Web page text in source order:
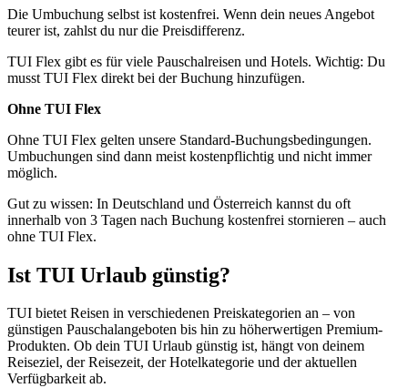
Die Umbuchung selbst ist kostenfrei. Wenn dein neues Angebot
teurer ist, zahlst du nur die Preisdifferenz.
TUI Flex gibt es für viele Pauschalreisen und Hotels. Wichtig: Du
musst TUI Flex direkt bei der Buchung hinzufügen.
Ohne TUI Flex
Ohne TUI Flex gelten unsere Standard-Buchungsbedingungen.
Umbuchungen sind dann meist kostenpflichtig und nicht immer
möglich.
Gut zu wissen: In Deutschland und Österreich kannst du oft
innerhalb von 3 Tagen nach Buchung kostenfrei stornieren – auch
ohne TUI Flex.
Ist TUI Urlaub günstig?
TUI bietet Reisen in verschiedenen Preiskategorien an – von
günstigen Pauschalangeboten bis hin zu höherwertigen Premium-
Produkten. Ob dein TUI Urlaub günstig ist, hängt von deinem
Reiseziel, der Reisezeit, der Hotelkategorie und der aktuellen
Verfügbarkeit ab.